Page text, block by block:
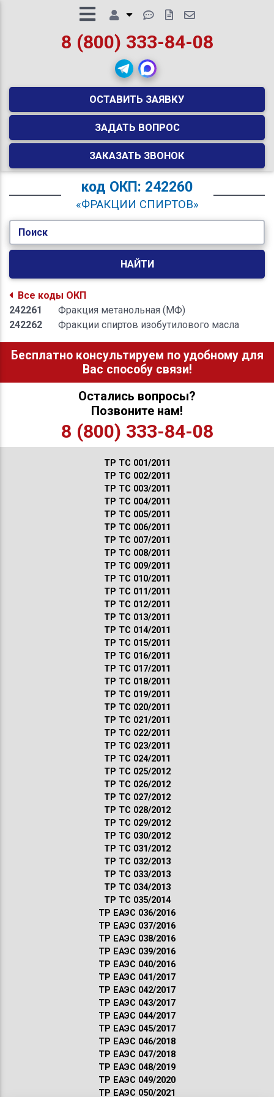
8 (800) 333-84-08
ОСТАВИТЬ ЗАЯВКУ
ЗАДАТЬ ВОПРОС
ЗАКАЗАТЬ ЗВОНОК
код ОКП: 242260
«ФРАКЦИИ СПИРТОВ»
Поиск
НАЙТИ
Все коды ОКП
242261
Фракция метанольная (МФ)
242262
Фракции спиртов изобутилового масла
Бесплатно консультируем по удобному для
Вас способу связи!
Остались вопросы?
Позвоните нам!
8 (800) 333-84-08
ТР ТС 001/2011
ТР ТС 002/2011
ТР ТС 003/2011
ТР ТС 004/2011
ТР ТС 005/2011
ТР ТС 006/2011
ТР ТС 007/2011
ТР ТС 008/2011
ТР ТС 009/2011
ТР ТС 010/2011
ТР ТС 011/2011
ТР ТС 012/2011
ТР ТС 013/2011
ТР ТС 014/2011
ТР ТС 015/2011
ТР ТС 016/2011
ТР ТС 017/2011
ТР ТС 018/2011
ТР ТС 019/2011
ТР ТС 020/2011
ТР ТС 021/2011
ТР ТС 022/2011
ТР ТС 023/2011
ТР ТС 024/2011
ТР ТС 025/2012
ТР ТС 026/2012
ТР ТС 027/2012
ТР ТС 028/2012
ТР ТС 029/2012
ТР ТС 030/2012
ТР ТС 031/2012
ТР ТС 032/2013
ТР ТС 033/2013
ТР ТС 034/2013
ТР ТС 035/2014
ТР ЕАЭС 036/2016
ТР ЕАЭС 037/2016
ТР ЕАЭС 038/2016
ТР ЕАЭС 039/2016
ТР ЕАЭС 040/2016
ТР ЕАЭС 041/2017
ТР ЕАЭС 042/2017
ТР ЕАЭС 043/2017
ТР ЕАЭС 044/2017
ТР ЕАЭС 045/2017
ТР ЕАЭС 046/2018
ТР ЕАЭС 047/2018
ТР ЕАЭС 048/2019
ТР ЕАЭС 049/2020
ТР ЕАЭС 050/2021